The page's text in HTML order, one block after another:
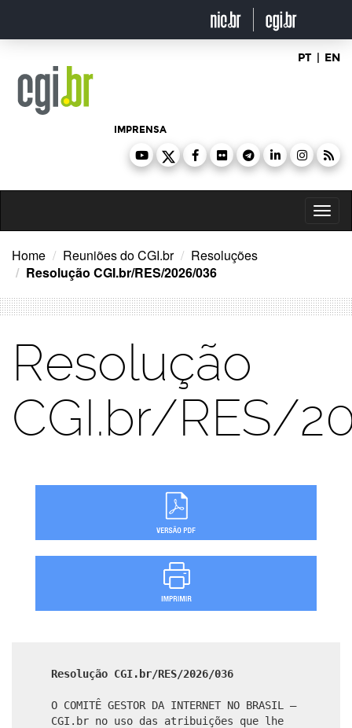
o
PT | EN
IMPRENSA
Home Reuniões do CGI.br
Resoluções
Resolução CGI.br/RES/2026/036
Resolução
CGI.br/RES/
Resolução CGI.br/RES/2026/036
O COMITÊ GESTOR DA INTERNET NO BRASIL –
CGI.br no uso das atribuições que lhe